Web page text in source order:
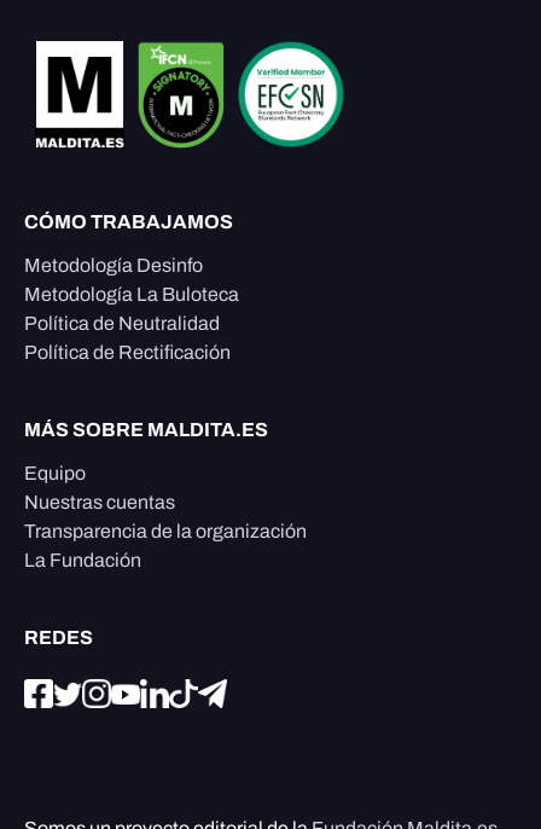
CÓMO TRABAJAMOS
Metodología Desinfo
Metodología La Buloteca
Política de Neutralidad
Política de Rectificación
MÁS SOBRE MALDITA.ES
Equipo
Nuestras cuentas
Transparencia de la organización
La Fundación
REDES